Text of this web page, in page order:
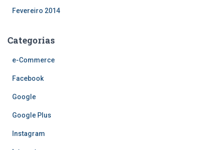
Fevereiro 2014
Categorias
e-Commerce
Facebook
Google
Google Plus
Instagram